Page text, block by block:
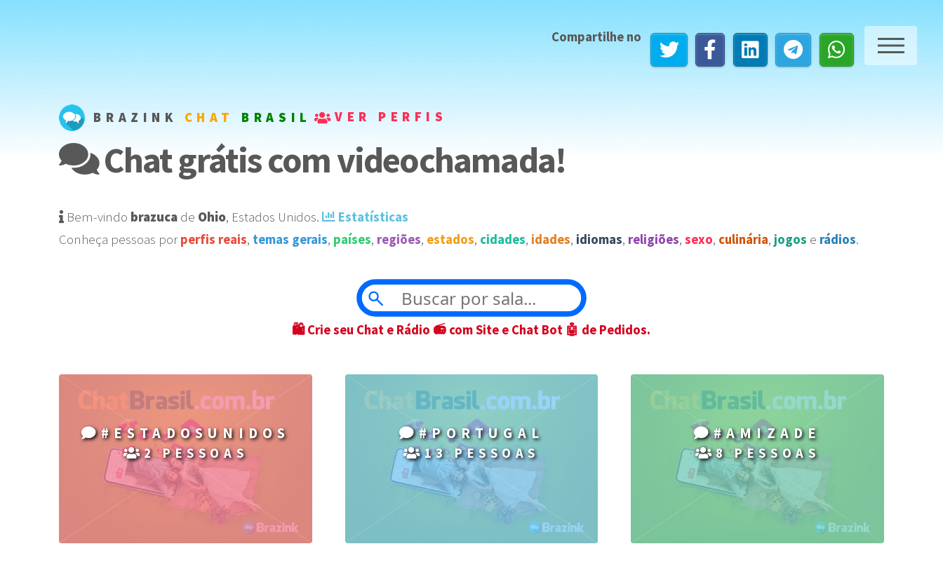
BRAZINK CHAT BRASIL VER PERFIS
Compartilhe no
Chat grátis com videochamada!
Bem-vindo brazucade Ohio, Estados Unidos️.
Estatísticas
Conheça pessoas porperfis reais, temas gerais, países, regiões, estados, cidades, idades, idiomas, religiões, sexo, culinária, jogos e rádios.
🛍 Crie seu Chat e Rádio 📻 com Site e Chat Bot 🤖 de Pedidos.
#ESTADOSUNIDOS
2 PESSOAS
#PORTUGAL
13 PESSOAS
#AMIZADE
8 PESSOAS